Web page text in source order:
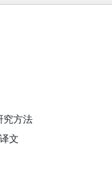
方法
文